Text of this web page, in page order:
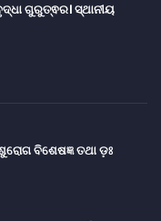
ଗୁରୁତ୍ଵର। ସ୍ଥାନୀୟ
ବିଶେଷଜ୍ଞ ତଥା ଡ଼ଃ